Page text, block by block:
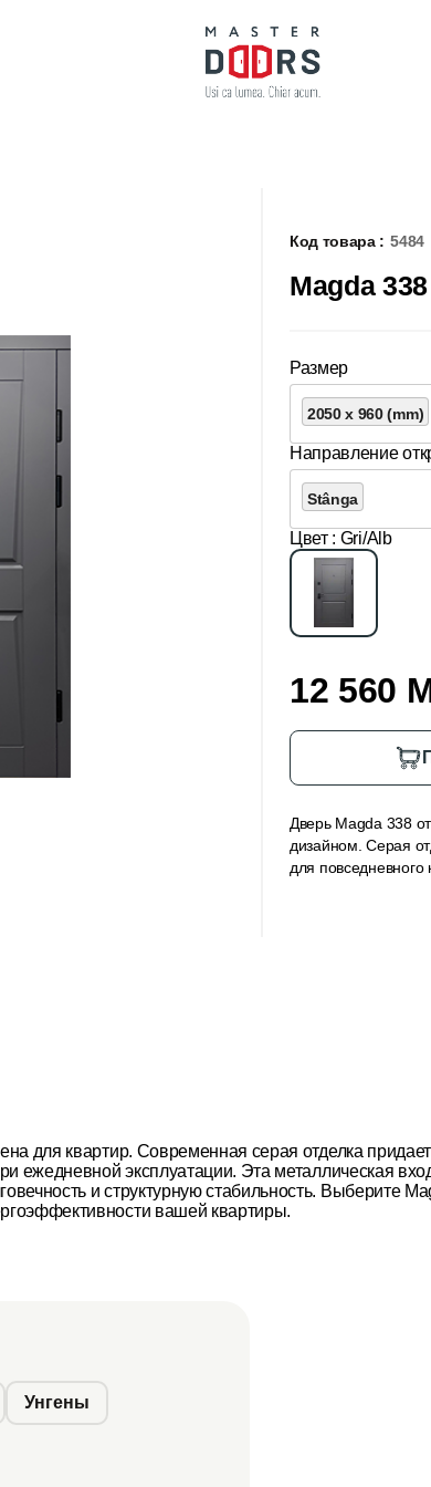
Код товара : 5484
Magda 338
Размер
2050 x 960 (mm)
Направление
Stânga
Цвет : Gri/Alb
12 560
Дверь Magda 338
дизайном. Серая
для повседневного
для квартир. Современная серая отделка
ежедневной эксплуатации. Эта металлическая
и структурную стабильность. Выберите
вашей квартиры.
Унгены